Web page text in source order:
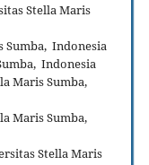
Stella Maris
Sumba, Indonesia
Indonesia
Maris Sumba,
Maris Sumba,
Stella Maris